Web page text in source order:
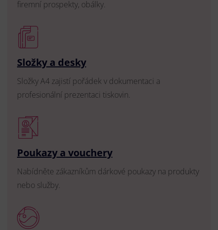
firemní prospekty, obálky.
Složky a desky
Složky A4 zajistí pořádek v dokumentaci a
profesionální prezentaci tiskovin.
Poukazy a vouchery
Nabídněte zákazníkům dárkové poukazy na produkty
nebo služby.